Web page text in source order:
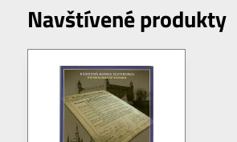
Navštívené produkty